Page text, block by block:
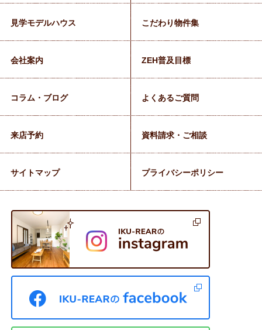
見学モデルハウス こだわり物件集
会社案内 ZEH普及目標
コラム・ブログ よくあるご質問
来店予約 資料請求・ご相談
サイトマップ プライバシーポリシー